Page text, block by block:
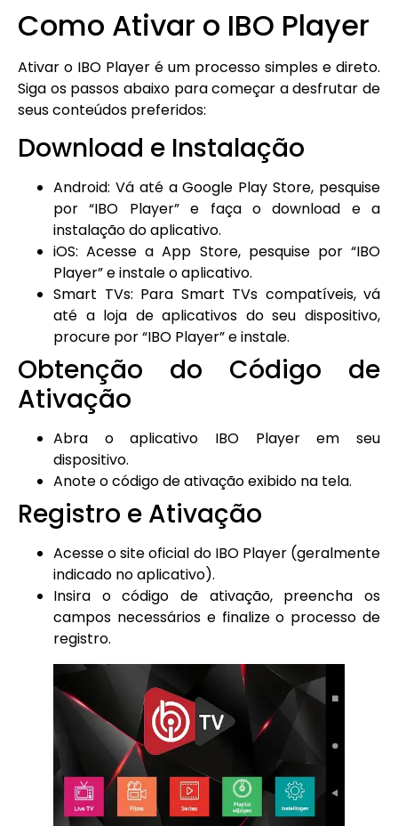
Como Ativar o IBO Player
Ativar o IBO Player é um processo simples e direto.
Siga os passos abaixo para começar a desfrutar de
seus conteúdos preferidos:
Download e Instalação
Android: Vá até a Google Play Store, pesquise
por “IBO Player” e faça o download e a
instalação do aplicativo.
iOS: Acesse a App Store, pesquise por “IBO
Player” e instale o aplicativo.
Smart TVs: Para Smart TVs compatíveis, vá
até a loja de aplicativos do seu dispositivo,
procure por “IBO Player” e instale.
Obtenção do Código de
Ativação
Abra o aplicativo IBO Player em seu
dispositivo.
Anote o código de ativação exibido na tela.
Registro e Ativação
Acesse o site oficial do IBO Player (geralmente
indicado no aplicativo).
Insira o código de ativação, preencha os
campos necessários e finalize o processo de
registro.